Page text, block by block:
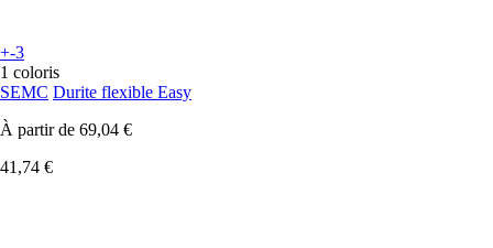
+-3
1 coloris
SEMC Durite flexible Easy
À partir de 69,04 €
41,74 €